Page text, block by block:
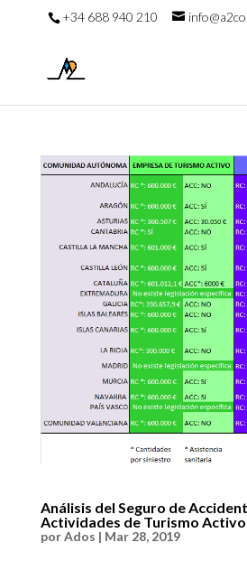
+34 688 940 210
Análisis del Seguro de
Actividades de Turismo Activo
porAdos | Mar 28, 2019